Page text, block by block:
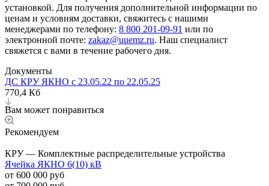
установкой. Для получения дополнительной информации по
ценам и условиям доставки, свяжитесь с нашими
менеджерами по телефону: 8 800 201-09-91 или по
электронной почте: zakaz@uuemz.ru. Наш специалист
свяжется с вами в течение рабочего дня.
Документы
ДС КРУ ЯКНО с 23.05.22 по 22.05.25
770,4 Кб
Вам может понравиться
Рекомендуем
КРУ — Комплектные распределительные устройства
Ячейка ЯКНО 6(10) кВ
от 600 000 руб